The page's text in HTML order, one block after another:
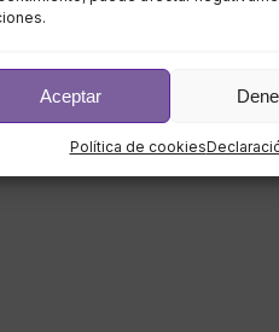
Aceptar
Política de cookies